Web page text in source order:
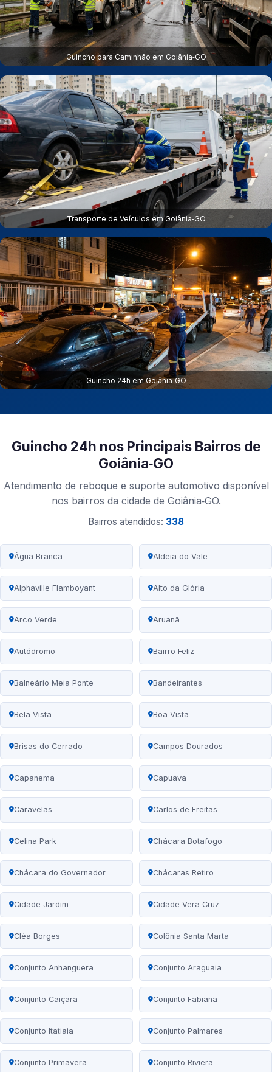
Guincho para Caminhão em Goiânia‑GO
Transporte de Veículos em Goiânia‑GO
Guincho 24h em Goiânia‑GO
Guincho 24h nos Principais Bairros de
Goiânia‑GO
Atendimento de reboque e suporte automotivo disponível
nos bairros da cidade de Goiânia‑GO.
Bairros atendidos: 338
Água Branca Aldeia do Vale
Alphaville Flamboyant Alto da Glória
Arco Verde Aruanã
Autódromo Bairro Feliz
Balneário Meia Ponte Bandeirantes
Bela Vista Boa Vista
Brisas do Cerrado Campos Dourados
Capanema Capuava
Caravelas Carlos de Freitas
Celina Park Chácara Botafogo
Chácara do Governador Chácaras Retiro
Cidade Jardim Cidade Vera Cruz
Cléa Borges Colônia Santa Marta
Conjunto Anhanguera Conjunto Araguaia
Conjunto Caiçara Conjunto Fabiana
Conjunto Itatiaia Conjunto Palmares
Conjunto Primavera Conjunto Riviera